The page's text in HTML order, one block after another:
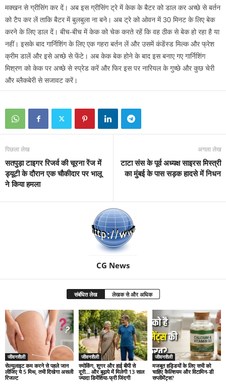
मक्खन से ग्रीसिंग कर दें। अब इस ग्रीसिंग ट्रे में केक के बैटर को डाल कर अच्छे से बर्तन
को टैप कर लें ताकि बैटर में बुलबुला ना बने। अब ट्रे को ओवन में 30 मिनट के लिए बेक
करने के लिए डाल दें। बीच-बीच में केक को चेक करते रहें कि वह ठीक से बेक हो रहा है या
नहीं। इसके बाद गार्निशिंग के लिए एक गहरा बर्तन लें और उसमें कंडेंस्ड मिल्क और फ्रेश
क्रीम डालें और इसे अच्छे से फेंटे। अब केक बेक होने के बाद इस बनाए गए गार्निशिंग
मिश्रण को केक पर अच्छे से स्प्रेड करें और फिर इस पर नारियल के गुच्छे और कुछ चेरी
और ब्लैकबेरी से सजावट करें।
पिछला लेख
सतपुड़ा टाइगर रिजर्व की चूरना रेंज में
ड्यूटी के दौरान एक चौकीदार पर भालू
ने किया हमला
अगला लेख
टाटा संस के पूर्व अध्यक्ष साइरस मिस्त्री
का मुंबई के पास सड़क हादसे में निधन
CG News
संबंधित लेख लेखक से और अधिक
जीवनशैली
सेल्युलाइट कम करने से पहले जान
लीजिए ये 5 मिथ, तभी दिखेगा असली
रिजल्ट
जीवनशैली
स्मोकिंग, शुगर और हाई बीपी से
दूरी… और बुढ़ापे में मिलेगी 13 साल
ज्यादा डिमेंशिया-फ्री जिंदगी
जीवनशैली
मजबूत हड्डियों के लिए सभी को
चाहिए कैल्शियम और विटामिन-डी
सप्लीमेंट्स?